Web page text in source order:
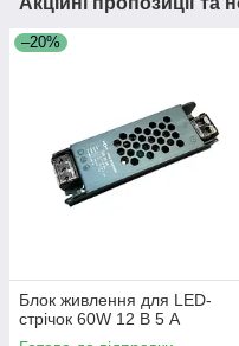
–20%
Блок живлення для LED-
стрічок 60W 12 В 5 А